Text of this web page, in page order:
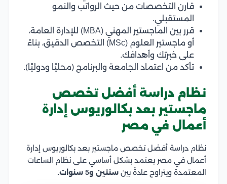
قارن التخصصات من حيث الرواتب والنمو
المستقبلي.
قرر بين الماجستير المهني (MBA) للإدارة العامة،
أو ماجستير العلوم (MSc) التخصص الدقيق، بناءً
على خبرتك وأهدافك.
تأكد من اعتماد الجامعة والبرنامج (محليًا ودوليًا).
نظام دراسة أفضل تخصص
ماجستير بعد بكالوريوس إدارة
أعمال في مصر
نظام دراسة أفضل تخصص ماجستير بعد بكالوريوس إدارة
أعمال في مصر يعتمد بشكل أساسي على نظام الساعات
المعتمدة ويتراوح عادةً بين سنتين و5 سنوات.